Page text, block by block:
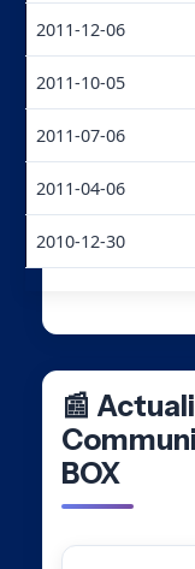
2011-12-06
2011-10-05
2011-07-06
2011-04-06
2010-12-30
📰
BOX